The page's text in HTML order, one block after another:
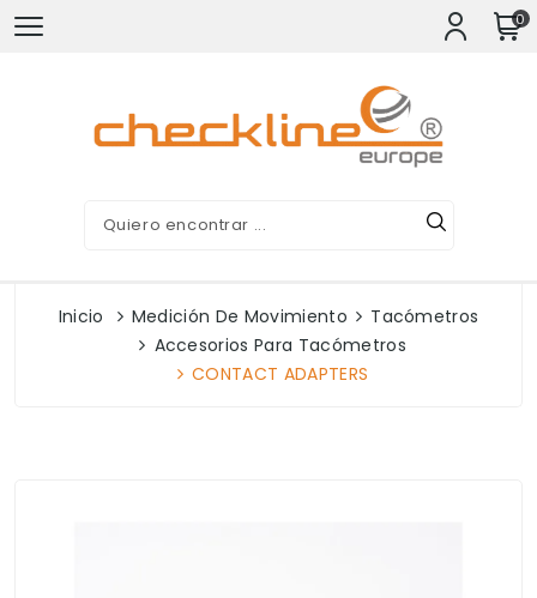
0
Inicio Medición De Movimiento
Tacómetros
Accesorios Para Tacómetros
CONTACT ADAPTERS